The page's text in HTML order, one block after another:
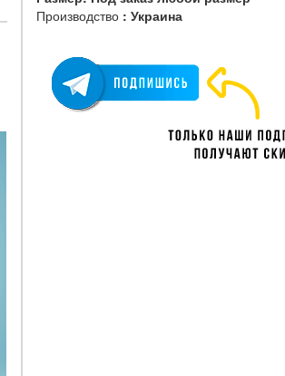
Производство : Украина